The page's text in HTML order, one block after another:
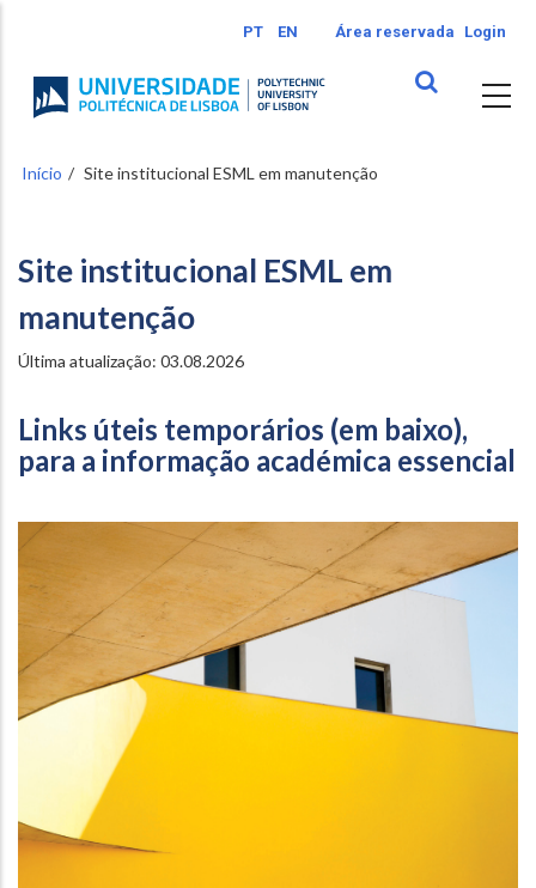
conteúdo
principal
PT EN Área reservada Login
Início Site institucional ESML em manutenção
Site institucional ESML em
manutenção
Última atualização: 03.08.2026
Links úteis temporários (em baixo),
para a informação académica essencial